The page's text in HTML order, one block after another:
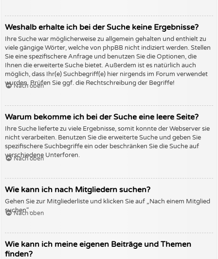
Weshalb erhalte ich bei der Suche keine Ergebnisse?
Ihre Suche war möglicherweise zu allgemein gehalten und enthielt zu
viele gängige Wörter, welche von phpBB nicht indiziert werden. Stellen
Sie eine spezifischere Anfrage und benutzen Sie die Optionen, die
Ihnen die erweiterte Suche bietet. Außerdem ist es natürlich auch
möglich, dass Ihr(e) Suchbegriff(e) hier nirgends im Forum verwendet
wurden. Prüfen Sie ggf. die Rechtschreibung der Begriffe!
Nach oben
Warum bekomme ich bei der Suche eine leere Seite?
Ihre Suche lieferte zu viele Ergebnisse, somit konnte der Webserver sie
nicht verarbeiten. Benutzen Sie die erweiterte Suche und geben Sie
spezifischere Suchbegriffe ein oder beschränken Sie die Suche auf
verschiedene Unterforen.
Nach oben
Wie kann ich nach Mitgliedern suchen?
Gehen Sie zur Mitgliederliste und klicken Sie auf „Nach einem Mitglied
suchen“.
Nach oben
Wie kann ich meine eigenen Beiträge und Themen
finden?